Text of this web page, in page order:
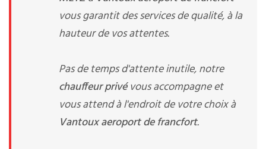
vous garantit des services de qualité, à la
hauteur de vos attentes.
Pas de temps d'attente inutile, notre
chauffeur privévous accompagne et
vous attend à l'endroit de votre choix à
Vantoux aeroport de francfort.